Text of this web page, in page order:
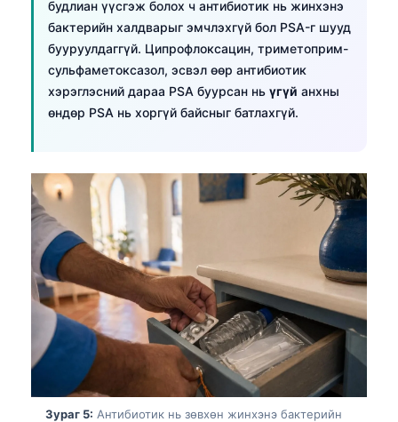
будлиан үүсгэж болох ч антибиотик нь жинхэнэ
бактерийн халдварыг эмчлэхгүй бол PSA-г шууд
бууруулдаггүй. Ципрофлоксацин, триметоприм-
сульфаметоксазол, эсвэл өөр антибиотик
хэрэглэсний дараа PSA буурсан нь үгүй анхны
өндөр PSA нь хоргүй байсныг батлахгүй.
Зураг 5: Антибиотик нь зөвхөн жинхэнэ бактерийн